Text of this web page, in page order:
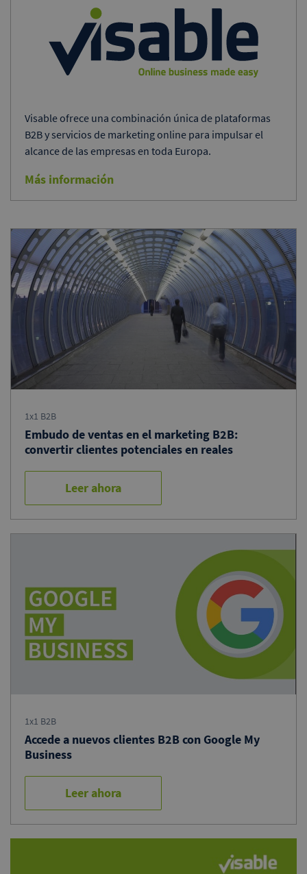
Visable ofrece una combinación única de plataformas
B2B y servicios de marketing online para impulsar el
alcance de las empresas en toda Europa.
Más información
1x1 B2B
Embudo de ventas en el marketing B2B:
convertir clientes potenciales en reales
Leer ahora
1x1 B2B
Accede a nuevos clientes B2B con Google My
Business
Leer ahora